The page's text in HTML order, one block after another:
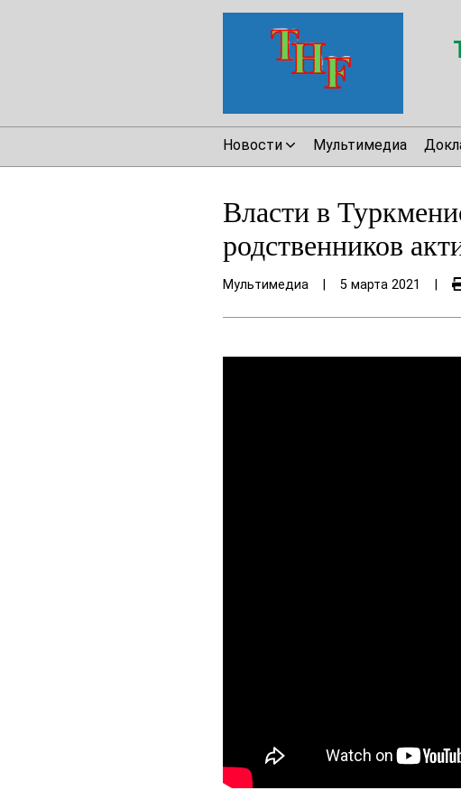
Новости Мультимедиа
Власти в
родственников
Мультимедиа 5 марта 2021